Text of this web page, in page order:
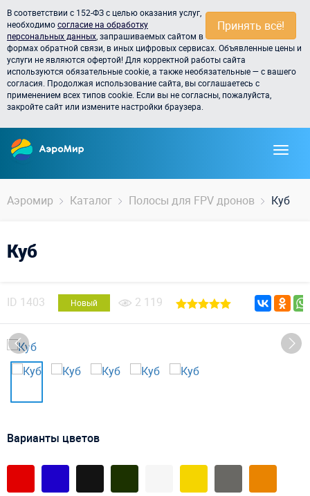
Принять всё!
В соответствии с 152-ФЗ с целью оказания услуг,
необходимосогласие на обработку
персональных данных , запрашиваемых сайтом в
формах обратной связи, в иных цифровых сервисах. Объявленные цены и
услуги не являются офертой! Для корректной работы сайта
используются обязательные cookie, а также необязательные — с вашего
согласия. Продолжая использование сайта, вы соглашаетесь с
применением всех типов cookie. Если вы не согласны, пожалуйста,
закройте сайт или измените настройки браузера.
Аэромир Каталог Полосы для FPV дронов Куб
Куб
ID 1403 Новый 2 119
Варианты цветов